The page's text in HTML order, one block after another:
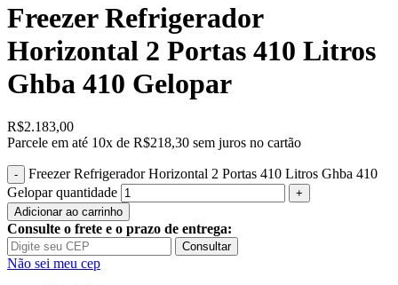
Freezer Refrigerador
Horizontal 2 Portas 410 Litros
Ghba 410 Gelopar
R$2.183,00
Parcele em até 10x de R$218,30 sem juros no cartão
Freezer Refrigerador Horizontal 2 Portas 410 Litros Ghba 410
Gelopar quantidade
Adicionar ao carrinho
Consulte o frete e o prazo de entrega:
Consultar
Não sei meu cep